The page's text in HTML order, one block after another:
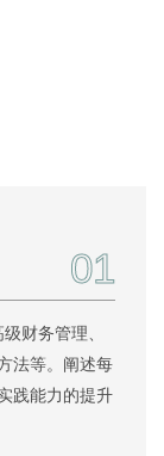
01
法等。阐述每
践能力的提升